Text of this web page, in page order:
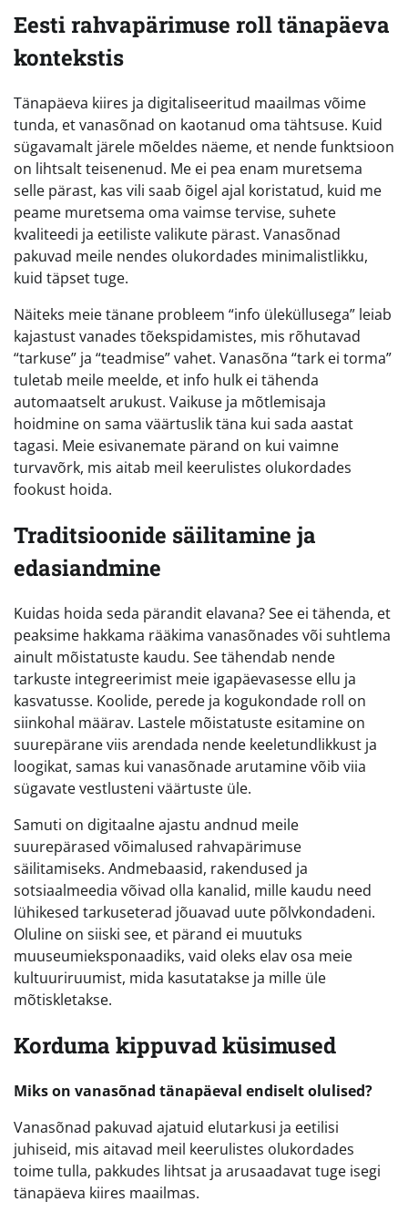
Eesti rahvapärimuse roll tänapäeva
kontekstis
Tänapäeva kiires ja digitaliseeritud maailmas võime
tunda, et vanasõnad on kaotanud oma tähtsuse. Kuid
sügavamalt järele mõeldes näeme, et nende funktsioon
on lihtsalt teisenenud. Me ei pea enam muretsema
selle pärast, kas vili saab õigel ajal koristatud, kuid me
peame muretsema oma vaimse tervise, suhete
kvaliteedi ja eetiliste valikute pärast. Vanasõnad
pakuvad meile nendes olukordades minimalistlikku,
kuid täpset tuge.
Näiteks meie tänane probleem “info üleküllusega” leiab
kajastust vanades tõekspidamistes, mis rõhutavad
“tarkuse” ja “teadmise” vahet. Vanasõna “tark ei torma”
tuletab meile meelde, et info hulk ei tähenda
automaatselt arukust. Vaikuse ja mõtlemisaja
hoidmine on sama väärtuslik täna kui sada aastat
tagasi. Meie esivanemate pärand on kui vaimne
turvavõrk, mis aitab meil keerulistes olukordades
fookust hoida.
Traditsioonide säilitamine ja
edasiandmine
Kuidas hoida seda pärandit elavana? See ei tähenda, et
peaksime hakkama rääkima vanasõnades või suhtlema
ainult mõistatuste kaudu. See tähendab nende
tarkuste integreerimist meie igapäevasesse ellu ja
kasvatusse. Koolide, perede ja kogukondade roll on
siinkohal määrav. Lastele mõistatuste esitamine on
suurepärane viis arendada nende keeletundlikkust ja
loogikat, samas kui vanasõnade arutamine võib viia
sügavate vestlusteni väärtuste üle.
Samuti on digitaalne ajastu andnud meile
suurepärased võimalused rahvapärimuse
säilitamiseks. Andmebaasid, rakendused ja
sotsiaalmeedia võivad olla kanalid, mille kaudu need
lühikesed tarkuseterad jõuavad uute põlvkondadeni.
Oluline on siiski see, et pärand ei muutuks
muuseumieksponaadiks, vaid oleks elav osa meie
kultuuriruumist, mida kasutatakse ja mille üle
mõtiskletakse.
Korduma kippuvad küsimused
Miks on vanasõnad tänapäeval endiselt olulised?
Vanasõnad pakuvad ajatuid elutarkusi ja eetilisi
juhiseid, mis aitavad meil keerulistes olukordades
toime tulla, pakkudes lihtsat ja arusaadavat tuge isegi
tänapäeva kiires maailmas.